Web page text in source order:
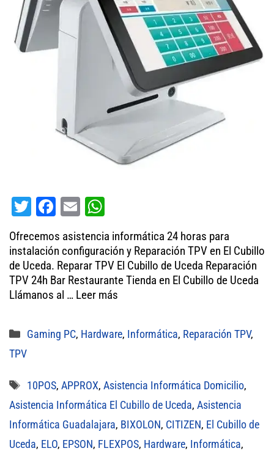
T
tt
er
Fa
bo
ok
E
ail
ha
ts
A
pp
Ofrecemos asistencia informática 24 horas para
instalación configuración y Reparación TPV en El Cubillo
de Uceda. Reparar TPV El Cubillo de Uceda Reparación
TPV 24h Bar Restaurante Tienda en El Cubillo de Uceda
Llámanos al … Leer más
Categorías
Gaming PC, Hardware, Informática, Reparación TPV,
TPV
Etiquetas
10POS, APPROX, Asistencia Informática Domicilio,
Asistencia Informática El Cubillo de Uceda, Asistencia
Informática Guadalajara, BIXOLON, CITIZEN, El Cubillo de
Uceda, ELO, EPSON, FLEXPOS, Hardware, Informática,